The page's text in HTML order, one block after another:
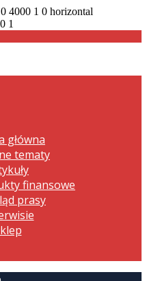
0 4000 1 0 horizontal
0 1
główna
tematy
finansowe
prasy